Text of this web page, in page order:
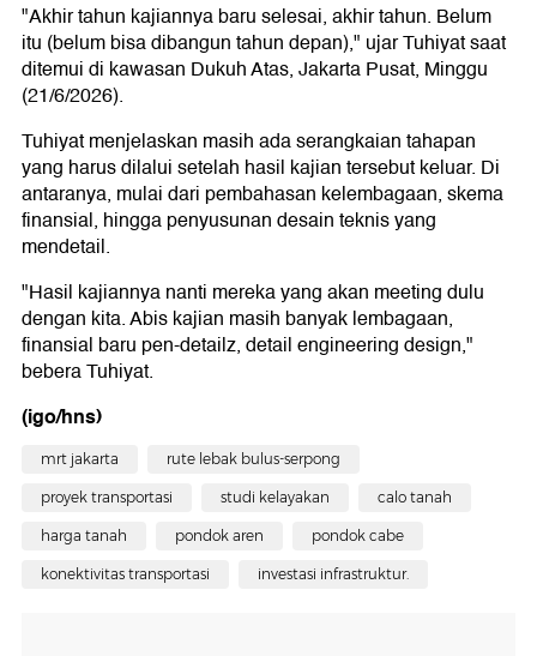
"Akhir tahun kajiannya baru selesai, akhir tahun. Belum
itu (belum bisa dibangun tahun depan)," ujar Tuhiyat saat
ditemui di kawasan Dukuh Atas, Jakarta Pusat, Minggu
(21/6/2026).
Tuhiyat menjelaskan masih ada serangkaian tahapan
yang harus dilalui setelah hasil kajian tersebut keluar. Di
antaranya, mulai dari pembahasan kelembagaan, skema
finansial, hingga penyusunan desain teknis yang
mendetail.
"Hasil kajiannya nanti mereka yang akan meeting dulu
dengan kita. Abis kajian masih banyak lembagaan,
finansial baru pen-detailz, detail engineering design,"
bebera Tuhiyat.
(igo/hns)
mrt jakarta rute lebak bulus-serpong
proyek transportasi studi kelayakan calo tanah
harga tanah pondok aren pondok cabe
konektivitas transportasi investasi infrastruktur.